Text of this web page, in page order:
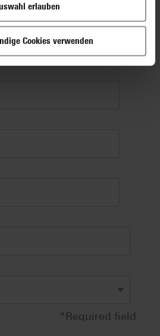
erlauben
Cookies verwenden
Care Center
*Required field